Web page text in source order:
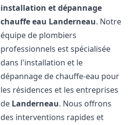
installation et dépannage
chauffe eau Landerneau. Notre
équipe de plombiers
professionnels est spécialisée
dans l'installation et le
dépannage de chauffe-eau pour
les résidences et les entreprises
de Landerneau. Nous offrons
des interventions rapides et